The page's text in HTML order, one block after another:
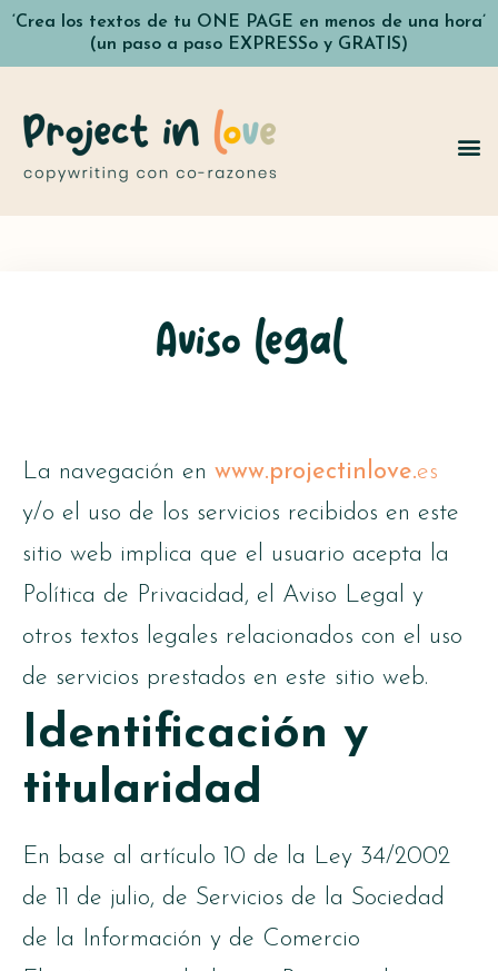
‘Crea los textos de tu ONE PAGE en menos de una hora’
(un paso a paso EXPRESSo y GRATIS)
Aviso legal
La navegación en www.projectinlove.es
y/o el uso de los servicios recibidos en este
sitio web implica que el usuario acepta la
Política de Privacidad, el Aviso Legal y
otros textos legales relacionados con el uso
de servicios prestados en este sitio web.
Identificación y
titularidad
En base al artículo 10 de la Ley 34/2002
de 11 de julio, de Servicios de la Sociedad
de la Información y de Comercio